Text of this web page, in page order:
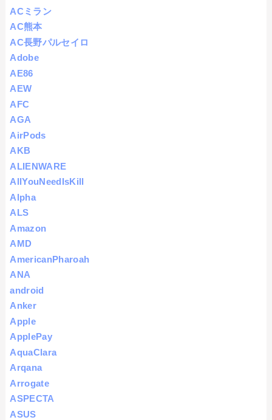
ACミラン
AC熊本
AC長野パルセイロ
Adobe
AE86
AEW
AFC
AGA
AirPods
AKB
ALIENWARE
AllYouNeedIsKill
Alpha
ALS
Amazon
AMD
AmericanPharoah
ANA
android
Anker
Apple
ApplePay
AquaClara
Arqana
Arrogate
ASPECTA
ASUS